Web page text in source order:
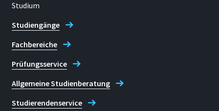
Studium
Studiengänge
Fachbereiche
Prüfungsservice
Allgemeine Studienberatung
Studierendenservice